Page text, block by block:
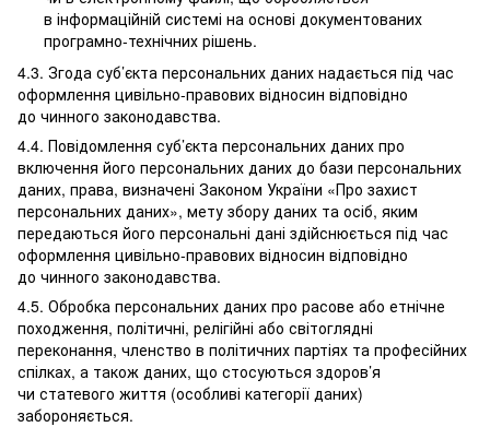
в інформаційній системі на основі документованих
програмно-технічних рішень.
4.3. Згода суб’єкта персональних даних надається під час
оформлення цивільно-правових відносин відповідно
до чинного законодавства.
4.4. Повідомлення суб’єкта персональних даних про
включення його персональних даних до бази персональних
даних, права, визначені Законом України «Про захист
персональних даних», мету збору даних та осіб, яким
передаються його персональні дані здійснюється під час
оформлення цивільно-правових відносин відповідно
до чинного законодавства.
4.5. Обробка персональних даних про расове або етнічне
походження, політичні, релігійні або світоглядні
переконання, членство в політичних партіях та професійних
спілках, а також даних, що стосуються здоров’я
чи статевого життя (особливі категорії даних)
забороняється.